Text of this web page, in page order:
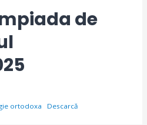
de
ortodoxa Descarcă